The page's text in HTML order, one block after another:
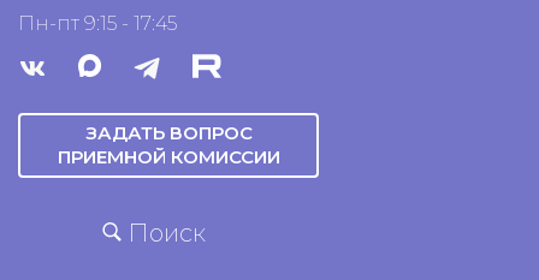
Пн-пт 9:15 - 17:45
ЗАДАТЬ ВОПРОС
ПРИЕМНОЙ КОМИССИИ
Поиск